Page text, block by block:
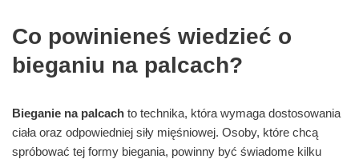
Co powinieneś wiedzieć o
bieganiu na palcach?
Bieganie na palcach to technika, która wymaga dostosowania
ciała oraz odpowiedniej siły mięśniowej. Osoby, które chcą
spróbować tej formy biegania, powinny być świadome kilku